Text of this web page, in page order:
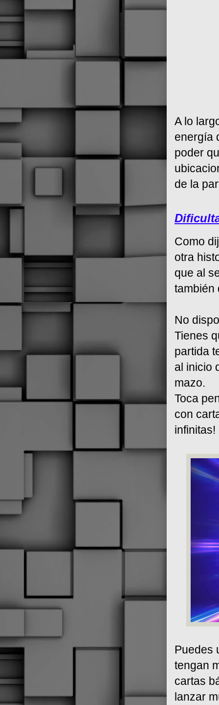
A lo
energía
poder
de la
Como
otra
que al
también
No
Tienes
partida
al inicio
mazo.
Toca
con
infinitas!
Puedes
tengan
cartas
lanzar